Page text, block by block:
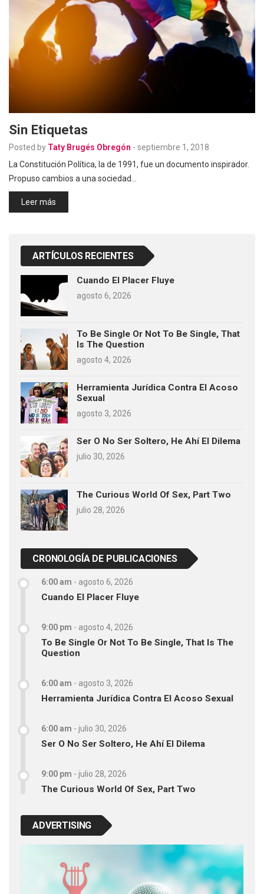
Sin Etiquetas
Posted by Taty Brugés Obregón - septiembre 1, 2018
La Constitución Política, la de 1991, fue un documento inspirador.
Propuso cambios a una sociedad…
Leer más
ARTÍCULOS RECIENTES
Cuando El Placer Fluye
agosto 6, 2026
To Be Single Or Not To Be Single, That
Is The Question
agosto 4, 2026
Herramienta Jurídica Contra El Acoso
Sexual
agosto 3, 2026
Ser O No Ser Soltero, He Ahí El Dilema
julio 30, 2026
The Curious World Of Sex, Part Two
julio 28, 2026
CRONOLOGÍA DE PUBLICACIONES
6:00 am - agosto 6, 2026
Cuando El Placer Fluye
9:00 pm - agosto 4, 2026
To Be Single Or Not To Be Single, That Is The
Question
6:00 am - agosto 3, 2026
Herramienta Jurídica Contra El Acoso Sexual
6:00 am - julio 30, 2026
Ser O No Ser Soltero, He Ahí El Dilema
9:00 pm - julio 28, 2026
The Curious World Of Sex, Part Two
ADVERTISING